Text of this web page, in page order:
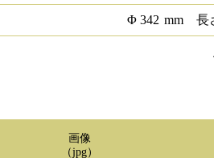
Φ 342 mm 長
画像
（jpg）